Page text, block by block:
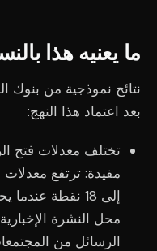
ما يعنيه هذا
نتائج نموذجية من بنوك
بعد اعتماد هذا النهج:
تختلف معدلات فتح
إلى 18 نقطة
محل النشرة